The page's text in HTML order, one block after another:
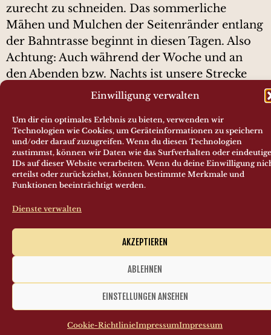
Einwilligung verwalten
Um dir ein optimales Erlebnis zu bieten, verwenden wir
Technologien wie Cookies, um Geräteinformationen zu speichern
und/oder darauf zuzugreifen. Wenn du diesen Technologien
zustimmst, können wir Daten wie das Surfverhalten oder eindeutige
IDs auf dieser Website verarbeiten. Wenn du deine Einwilligung
erteilst oder zurückziehst, können bestimmte Merkmale und
Funktionen beeinträchtigt werden.
Dienste verwalten
AKZEPTIEREN
ABLEHNEN
EINSTELLUNGEN ANSEHEN
Cookie-RichtlinieImpressumImpressum
zurecht zu schneiden. Das sommerliche
Mähen und Mulchen der Seitenränder entlang
der Bahntrasse beginnt in diesen Tagen. Also
Achtung: Auch während der Woche und an
den Abenden bzw. Nachts ist unsere Strecke
befahren und nicht nur an den in unseren
Sie immer und jederzeit auf Schienenverkehr !
Ein Beitrag zurück
Was macht eigentlich….
Ein Beitrag vor
Gut beflaggt ins Weinfestwochenende
Förderverein Mainschleifenbahn e.V.
Beförderungsbedingungen/Impressum